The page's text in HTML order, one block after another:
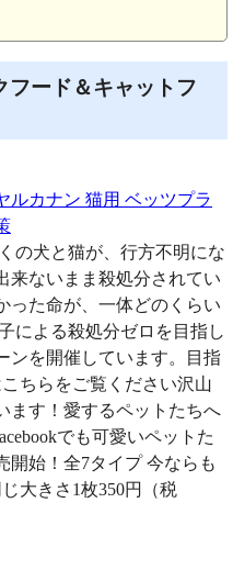
フード＆キャットフ
ルカナン 猫用 ベッツプラ
の犬と猫が、行方不明にな
来ないまま殺処分されてい
った命が、一体どのくらい
による殺処分ゼロを目指し
ンを開催しています。目指
ちらをご覧ください沢山
ます！愛するペットたちへ
でも可愛いペットた
開始！全7タイプ 今ならも
大きさ1枚350円（税